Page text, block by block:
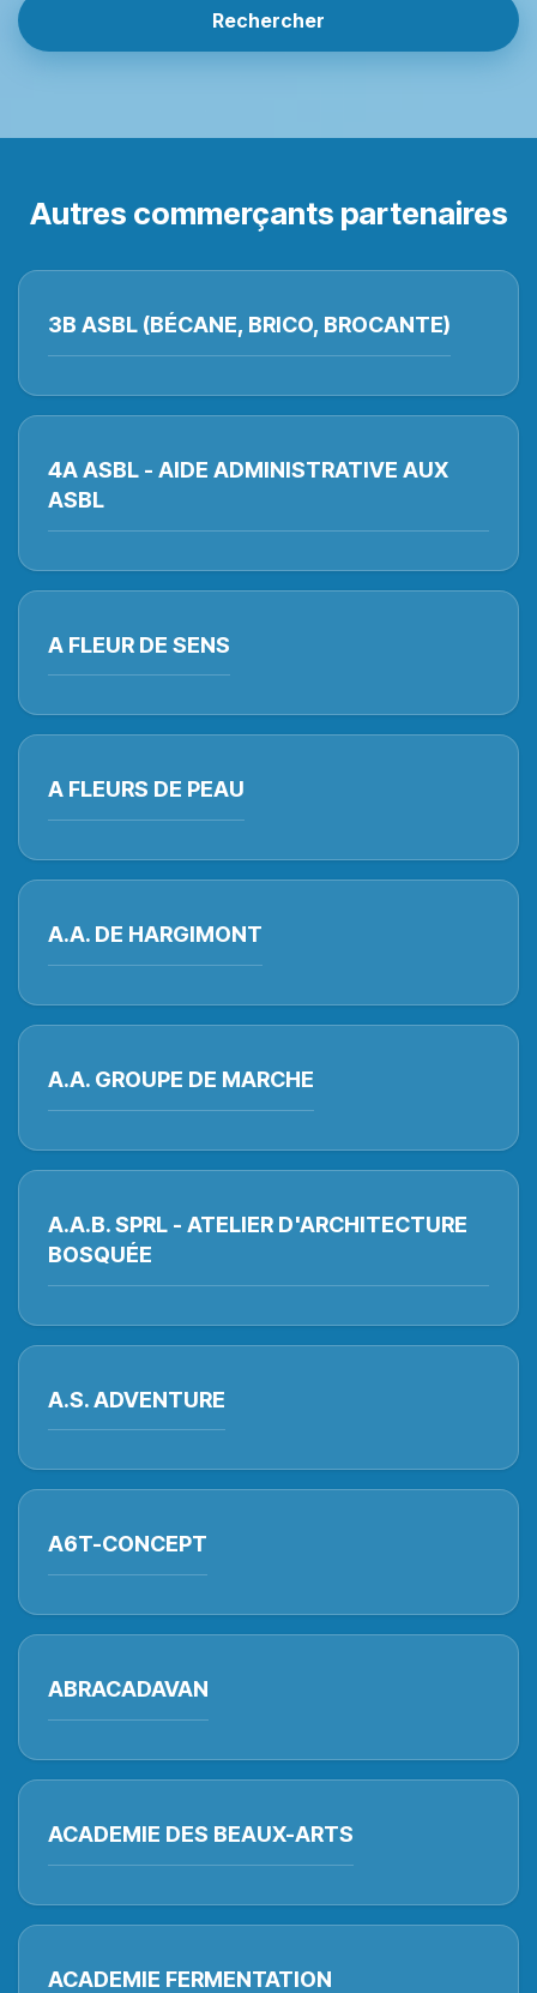
Rechercher
Autres commerçants partenaires
3B ASBL (BÉCANE, BRICO, BROCANTE)
4A ASBL - AIDE ADMINISTRATIVE AUX
ASBL
A FLEUR DE SENS
A FLEURS DE PEAU
A.A. DE HARGIMONT
A.A. GROUPE DE MARCHE
A.A.B. SPRL - ATELIER D'ARCHITECTURE
BOSQUÉE
A.S. ADVENTURE
A6T-CONCEPT
ABRACADAVAN
ACADEMIE DES BEAUX-ARTS
ACADEMIE FERMENTATION